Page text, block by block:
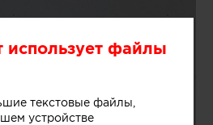
использует файлы
текстовые файлы,
устройстве